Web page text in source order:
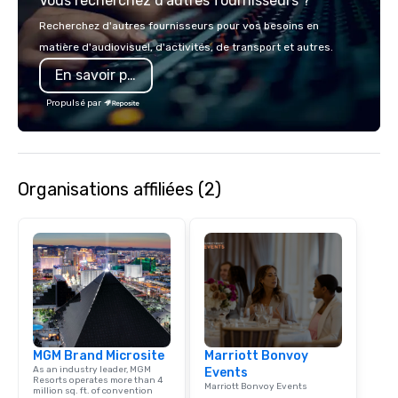
passion, an
American hospitality,
Recherchez d'autres fournisseurs pour vos besoins en
matière d'audiovisuel, d'activités, de transport et autres.
En savoir plus
Propulsé par
Organisations affiliées (2)
MGM Brand Microsite
As an industry leader, MGM
Resorts operates more than 4
million sq. ft. of convention
Marriott Bonvoy
Events
Marriott Bonvoy Events